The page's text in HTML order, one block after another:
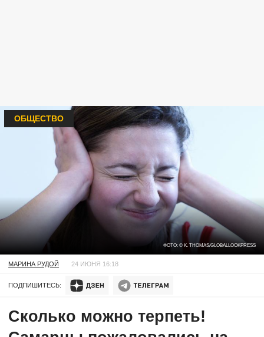
ФОТО: © K. THOMAS/GLOBALLOOKPRESS
ОБЩЕСТВО
МАРИНА РУДОЙ 24 ИЮНЯ 16:18
ПОДПИШИТЕСЬ:
Сколько можно терпеть!